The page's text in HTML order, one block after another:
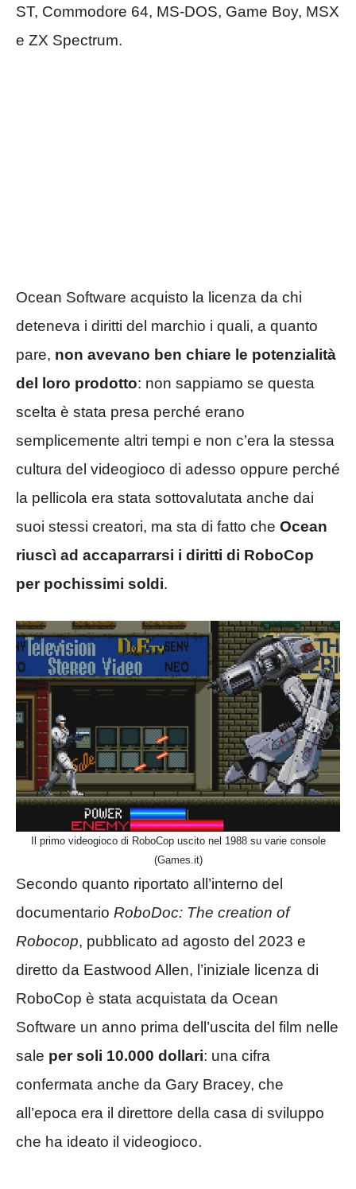
ST, Commodore 64, MS-DOS, Game Boy, MSX
e ZX Spectrum.
Ocean Software acquisto la licenza da chi
deteneva i diritti del marchio i quali, a quanto
pare, non avevano ben chiare le potenzialità
del loro prodotto: non sappiamo se questa
scelta è stata presa perché erano
semplicemente altri tempi e non c’era la stessa
cultura del videogioco di adesso oppure perché
la pellicola era stata sottovalutata anche dai
suoi stessi creatori, ma sta di fatto che Ocean
riuscì ad accaparrarsi i diritti di RoboCop
per pochissimi soldi.
Il primo videogioco di RoboCop uscito nel 1988 su varie console
(Games.it)
Secondo quanto riportato all’interno del
documentario RoboDoc: The creation of
Robocop, pubblicato ad agosto del 2023 e
diretto da Eastwood Allen, l’iniziale licenza di
RoboCop è stata acquistata da Ocean
Software un anno prima dell’uscita del film nelle
sale per soli 10.000 dollari: una cifra
confermata anche da Gary Bracey, che
all’epoca era il direttore della casa di sviluppo
che ha ideato il videogioco.